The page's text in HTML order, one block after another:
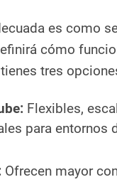
es como
cómo
tres
Flexibles,
para entornos
Ofrecen mayor